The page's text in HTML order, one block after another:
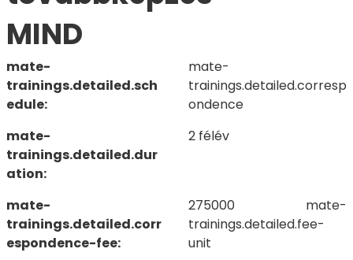
MIND
mate-
trainings.detailed.sch
edule:
mate-
trainings.detailed.corresp
ondence
mate-
trainings.detailed.dur
ation:
2 félév
mate-
trainings.detailed.corr
espondence-fee:
275000 mate-
trainings.detailed.fee-
unit